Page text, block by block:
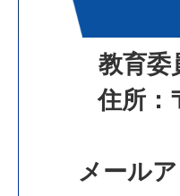
教育委
住所：
メール